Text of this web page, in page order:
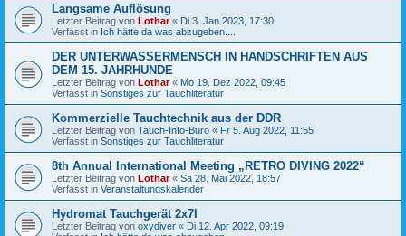
Langsame Auflösung
Letzter Beitrag von Lothar« Di 3. Jan 2023, 17:30
Verfasst in Ich hätte da was abzugeben....
DER UNTERWASSERMENSCH IN HANDSCHRIFTEN AUS
DEM 15. JAHRHUNDE
Letzter Beitrag von Lothar« Mo 19. Dez 2022, 09:45
Verfasst in Sonstiges zur Tauchliteratur
Kommerzielle Tauchtechnik aus der DDR
Letzter Beitrag von Tauch-Info-Büro « Fr 5. Aug 2022, 11:55
Verfasst in Sonstiges zur Tauchliteratur
8th Annual International Meeting „RETRO DIVING 2022“
Letzter Beitrag von Lothar« Sa 28. Mai 2022, 18:57
Verfasst in Veranstaltungskalender
Hydromat Tauchgerät 2x7l
Letzter Beitrag von oxydiver « Di 12. Apr 2022, 09:19